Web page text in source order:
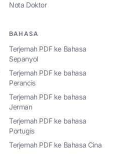
Nota Doktor
BAHASA
Terjemah PDF ke Bahasa
Sepanyol
Terjemah PDF ke bahasa
Perancis
Terjemah PDF ke bahasa
Jerman
Terjemah PDF ke bahasa
Portugis
Terjemah PDF ke Bahasa Cina